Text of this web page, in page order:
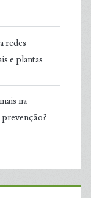
redes
e plantas
na
prevenção?